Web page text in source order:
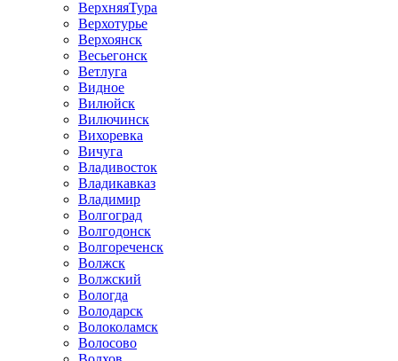
ВерхняяТура
Верхотурье
Верхоянск
Весьегонск
Ветлуга
Видное
Вилюйск
Вилючинск
Вихоревка
Вичуга
Владивосток
Владикавказ
Владимир
Волгоград
Волгодонск
Волгореченск
Волжск
Волжский
Вологда
Володарск
Волоколамск
Волосово